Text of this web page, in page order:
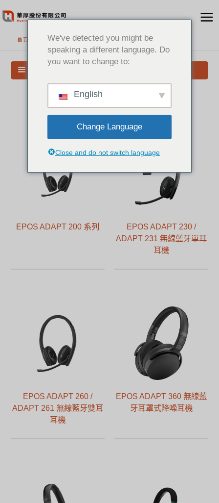
至
首頁 音訊通訊設備
EPOS ADAPT 200 系列
EPOS ADAPT 230 /
ADAPT 231 無線藍牙單耳
耳機
EPOS ADAPT 260 /
ADAPT 261 無線藍牙雙耳
耳機
EPOS ADAPT 360 無線藍
牙耳罩式降噪耳機
We've detected you might be
speaking a different language. Do
you want to change to:
English
Change Language
Close and do not switch language